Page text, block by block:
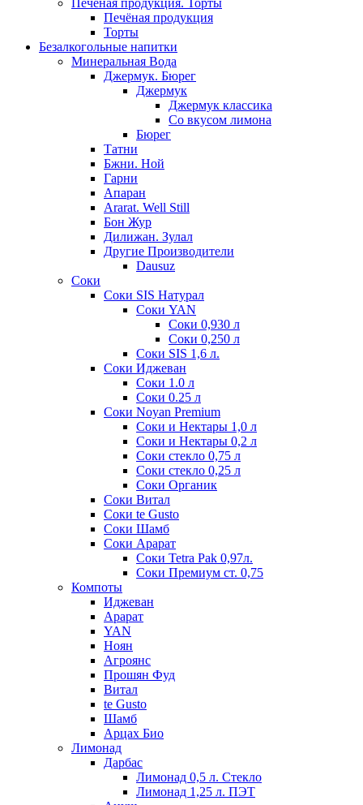
Печёная продукция. Торты
Печёная продукция
Торты
Безалкогольные напитки
Минеральная Вода
Джермук. Бюрег
Джермук
Джермук классика
Со вкусом лимона
Бюрег
Татни
Бжни. Ной
Гарни
Апаран
Ararat. Well Still
Бон Жур
Дилижан. Зулал
Другие Производители
Dausuz
Соки
Соки SIS Натурал
Соки YAN
Соки 0,930 л
Соки 0,250 л
Соки SIS 1,6 л.
Соки Иджеван
Соки 1.0 л
Соки 0.25 л
Соки Noyan Premium
Соки и Нектары 1,0 л
Соки и Нектары 0,2 л
Соки стекло 0,75 л
Соки стекло 0,25 л
Соки Органик
Соки Витал
Соки te Gusto
Соки Шамб
Соки Арарат
Соки Tetra Pak 0,97л.
Соки Премиум ст. 0,75
Компоты
Иджеван
Арарат
YAN
Ноян
Агроянс
Прошян Фуд
Витал
te Gusto
Шамб
Арцах Био
Лимонад
Дарбас
Лимонад 0,5 л. Стекло
Лимонад 1,25 л. ПЭТ